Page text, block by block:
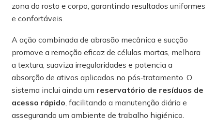
zona do rosto e corpo, garantindo resultados uniformes
e confortáveis.
A ação combinada de abrasão mecânica e sucção
promove a remoção eficaz de células mortas, melhora
a textura, suaviza irregularidades e potencia a
absorção de ativos aplicados no pós‑tratamento. O
sistema inclui ainda um reservatório de resíduos de
acesso rápido, facilitando a manutenção diária e
assegurando um ambiente de trabalho higiénico.